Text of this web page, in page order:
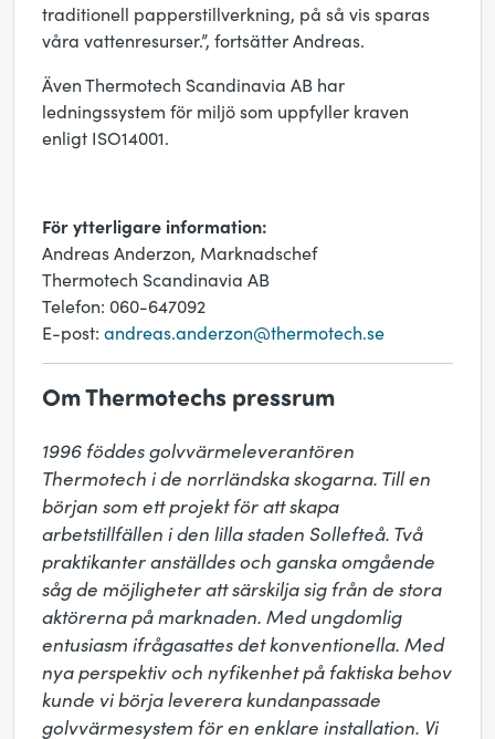
traditionell papperstillverkning, på så vis sparas
våra vattenresurser.”, fortsätter Andreas.
Även Thermotech Scandinavia AB har
ledningssystem för miljö som uppfyller kraven
enligt ISO14001.
För ytterligare information:
Andreas Anderzon, Marknadschef
Thermotech Scandinavia AB
Telefon: 060-647092
E-post: andreas.anderzon@thermotech.se
Om Thermotechs pressrum
1996 föddes golvvärmeleverantören
Thermotech i de norrländska skogarna. Till en
början som ett projekt för att skapa
arbetstillfällen i den lilla staden Sollefteå. Två
praktikanter anställdes och ganska omgående
såg de möjligheter att särskilja sig från de stora
aktörerna på marknaden. Med ungdomlig
entusiasm ifrågasattes det konventionella. Med
nya perspektiv och nyfikenhet på faktiska behov
kunde vi börja leverera kundanpassade
golvvärmesystem för en enklare installation. Vi